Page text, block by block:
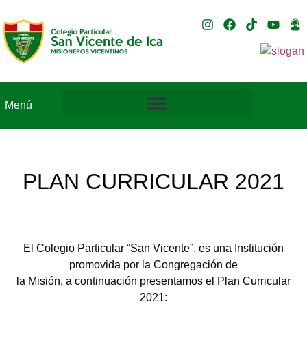
Menú
PLAN CURRICULAR 2021
El Colegio Particular “San Vicente”, es una Institución
promovida por la Congregación de
la Misión, a continuación presentamos el Plan Curricular
2021: